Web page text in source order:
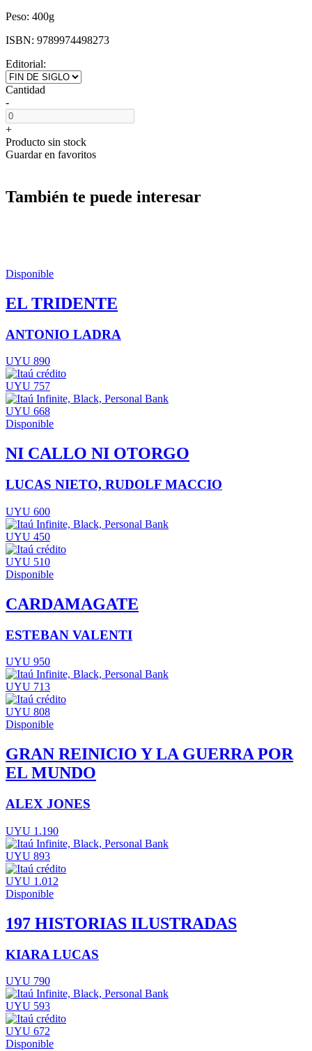
Peso: 400g
ISBN: 9789974498273
Editorial:
Cantidad
-
+
Producto sin stock
Guardar en favoritos
También te puede interesar
Disponible
EL TRIDENTE
ANTONIO LADRA
UYU 890
UYU 757
UYU 668
Disponible
NI CALLO NI OTORGO
LUCAS NIETO, RUDOLF MACCIO
UYU 600
UYU 450
UYU 510
Disponible
CARDAMAGATE
ESTEBAN VALENTI
UYU 950
UYU 713
UYU 808
Disponible
GRAN REINICIO Y LA GUERRA POR
EL MUNDO
ALEX JONES
UYU 1.190
UYU 893
UYU 1.012
Disponible
197 HISTORIAS ILUSTRADAS
KIARA LUCAS
UYU 790
UYU 593
UYU 672
Disponible